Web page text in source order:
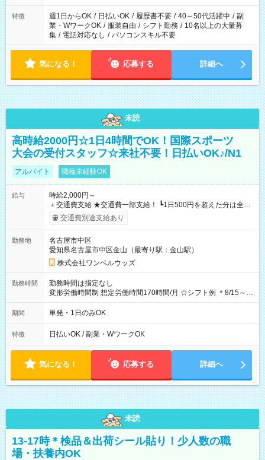
特徴 週1日からOK / 日払いOK / 履歴書不要 / 40～50代活躍中 / 副
業・WワークOK / 服装自由 / シフト勤務 / 10名以上の大量募
集 / 電話対応なし / パソコンスキル不要
気になる！ 応募する 詳細へ
未読
高時給2000円☆1日4時間でOK！国際スポーツ
大会の受付スタッフ☆来社不要！日払いOK♪/N1
アルバイト 職種未経験OK
給与
時給2,000円～
＋交通費支給 ★交通費一部支給！ ┗1日500円を超えた分は全額
支給！ ※往復500円以内の方は自己負担となります ★日払い
OK！（規定あり） ┗働いたその日に現金GET♪ お仕事後はコン
期間なし
交通費別途支給あり
勤務地
名古屋市中区
愛知県名古屋市中区金山（最寄り駅：金山駅）
株式会社ワンベルウッズ
勤務時間
勤務時間は指定なし
変形労働時間制 想定労働時間170時間/月 ☆シフト例 ＊8/15～
10/26 全日共通 08：00～12：00 17：00～21：00 ＊8/31
～9/19のみ下記シフトもあります！ 12：00～16：00 ＊9/6～
00
期間 単発・1日のみOK
特徴 日払いOK / 副業・WワークOK
気になる！ 応募する 詳細へ
未読
13-17時＊検品＆出荷シール貼り！少人数の職
場・扶養内OK